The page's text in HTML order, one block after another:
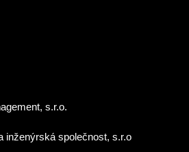
s.r.o.
inženýrská společnost, s.r.o